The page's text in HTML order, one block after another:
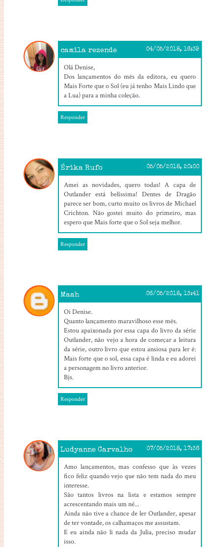
camila rezende 04/05/2018, 16:39
Olá Denise,
Dos lançamentos do mês da editora, eu quero
Mais Forte que o Sol (eu já tenho Mais Lindo que
a Lua) para a minha coleção.
Responder
Érika Rufo 05/05/2018, 20:00
Amei as novidades, quero todas! A capa de
Outlander está belíssima! Dentes de Dragão
parece ser bom, curto muito os livros de Michael
Crichton. Não gostei muito do primeiro, mas
espero que Mais forte que o Sol seja melhor.
Responder
Maah 06/05/2018, 13:41
Oi Denise.
Quanto lançamento maravilhoso esse mês.
Estou apaixonada por essa capa do livro da série
Outlander, não vejo a hora de começar a leitura
da série, outro livro que estou ansiosa para ler é:
Mais forte que o sol, essa capa é linda e eu adorei
a personagem no livro anterior.
Bjs.
Responder
Ludyanne Carvalho 07/05/2018, 17:36
Amo lançamentos, mas confesso que às vezes
fico feliz quando vejo que não tem nada do meu
interesse.
São tantos livros na lista e estamos sempre
acrescentando mais um né...
Ainda não tive a chance de ler Outlander, apesar
de ter vontade, os calhamaços me assustam.
E eu ainda não li nada da Julia, preciso mudar
isso.